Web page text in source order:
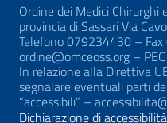
Ordine dei Medici
provincia di Sassari Via
Telefono 079234430 –
ordine@omceoss.org –
In relazione alla Direttiva
segnalare eventuali parti
“accessibili” –
Dichiarazione di accessibilità